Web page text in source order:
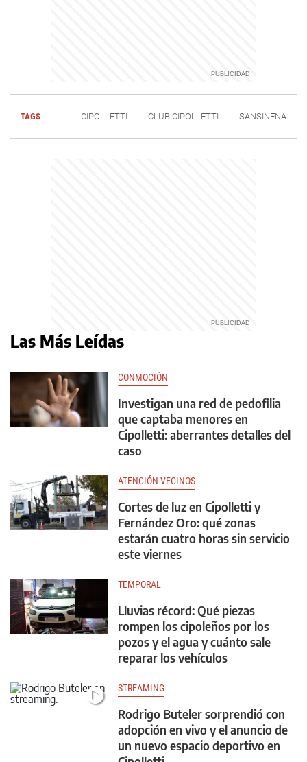
TAGS CIPOLLETTI CLUB CIPOLLETTI SANSINENA
Las Más Leídas
CONMOCIÓN
Investigan una red de pedofilia
que captaba menores en
Cipolletti: aberrantes detalles del
caso
ATENCIÓN VECINOS
Cortes de luz en Cipolletti y
Fernández Oro: qué zonas
estarán cuatro horas sin servicio
este viernes
TEMPORAL
Lluvias récord: Qué piezas
rompen los cipoleños por los
pozos y el agua y cuánto sale
reparar los vehículos
STREAMING
Rodrigo Buteler sorprendió con
adopción en vivo y el anuncio de
un nuevo espacio deportivo en